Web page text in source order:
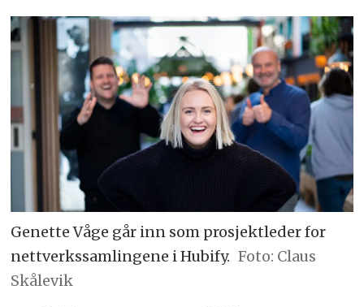
Genette Våge går inn som prosjektleder for
nettverkssamlingene i Hubify. Foto: Claus
Skålevik